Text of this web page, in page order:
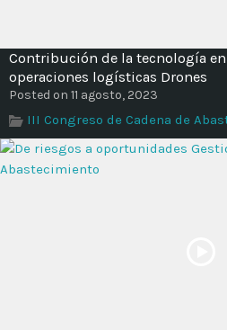
Contribución de la tecnología
operaciones logísticas Drones
Posted on 11 agosto, 2023
III Congreso de Cadena de